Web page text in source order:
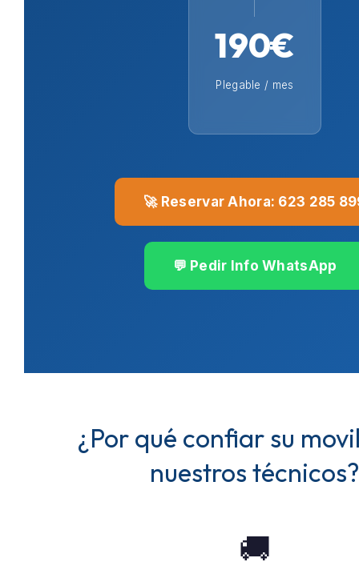
190€
Plegable / mes
🚀 Reservar Ahora: 623 285
💬 Pedir Info WhatsApp
¿Por qué confiar su
nuestros técnicos?
🚚